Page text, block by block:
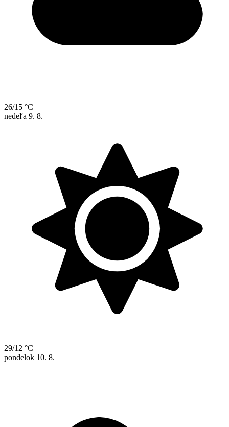
26/15 °C
nedeľa 9. 8.
29/12 °C
pondelok 10. 8.